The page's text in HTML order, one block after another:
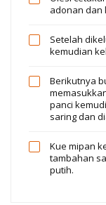
adonan dan
Setelah
kemudian
Berikutnya
panci
saring dan
Kue mipan
tambahan
putih.